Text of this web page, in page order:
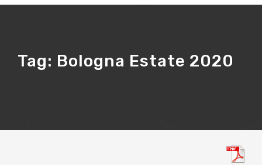
Tag: Bologna Estate 2020